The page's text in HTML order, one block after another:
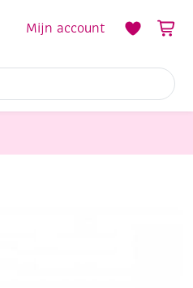
Mijn account